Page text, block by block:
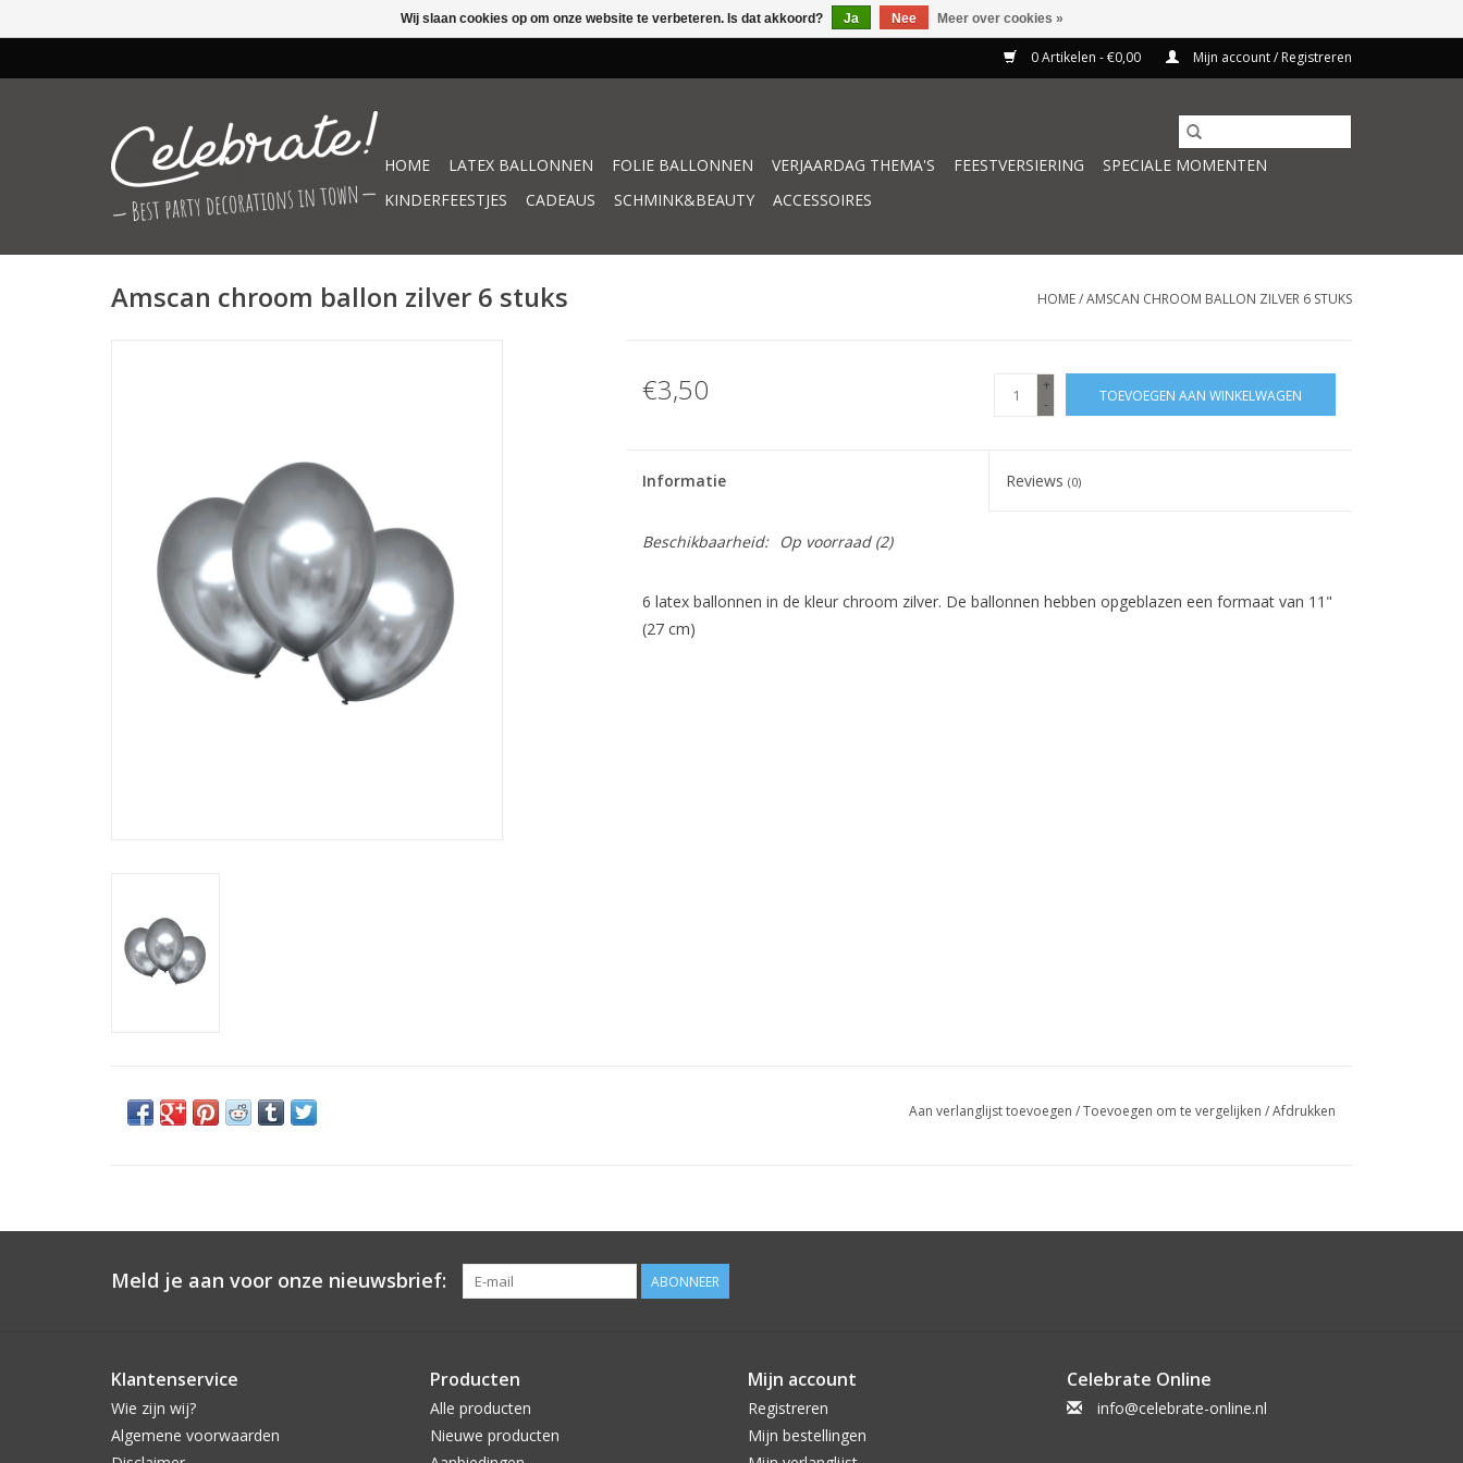
0 Artikelen - €0,00 Mijn account / Registreren
HOME LATEX BALLONNEN FOLIE BALLONNEN VERJAARDAG THEMA'S FEESTVERSIERING
SPECIALE MOMENTEN
KINDERFEESTJES
CADEAUS SCHMINK&BEAUTY ACCESSOIRES
Amscan chroom ballon zilver 6 stuks HOME/AMSCAN CHROOM BALLON ZILVER 6 STUKS
€3,50
+
-
TOEVOEGEN AAN WINKELWAGEN
Informatie Reviews(0)
Beschikbaarheid: Op voorraad(2)
6 latex ballonnen in de kleur chroom zilver. De ballonnen hebben opgeblazen een formaat van 11"
(27 cm)
Aan verlanglijst toevoegen /Toevoegen om te vergelijken /Afdrukken
Meld je aan voor onze nieuwsbrief: ABONNEER
Klantenservice
Wie zijn wij?
Algemene voorwaarden
Producten
Alle producten
Nieuwe producten
Mijn account
Registreren
Mijn bestellingen
Celebrate Online
info@celebrate-online.nl
Wij slaan cookies op om onze website te verbeteren. Is dat akkoord? Ja Nee Meer over cookies »